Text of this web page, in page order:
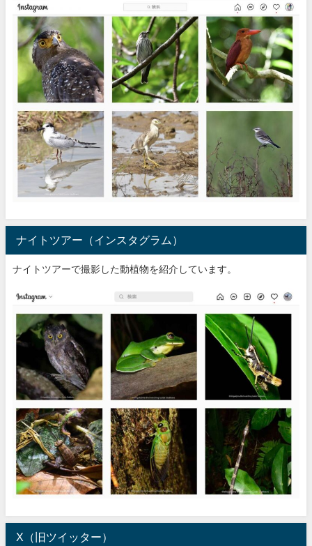
ナイトツアー（インスタグラム）
ナイトツアーで撮影した動植物を紹介しています。
X（旧ツイッター）